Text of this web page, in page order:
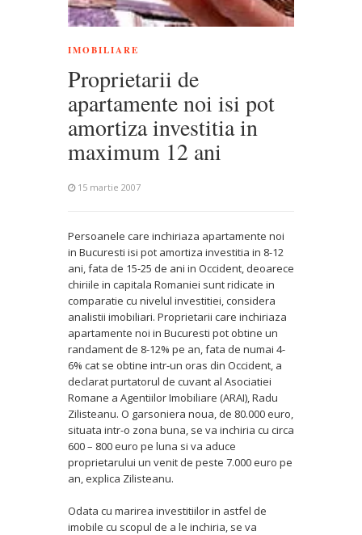
IMOBILIARE
Proprietarii de
apartamente noi isi pot
amortiza investitia in
maximum 12 ani
15 martie 2007
Persoanele care inchiriaza apartamente noi
in Bucuresti isi pot amortiza investitia in 8-12
ani, fata de 15-25 de ani in Occident, deoarece
chiriile in capitala Romaniei sunt ridicate in
comparatie cu nivelul investitiei, considera
analistii imobiliari. Proprietarii care inchiriaza
apartamente noi in Bucuresti pot obtine un
randament de 8-12% pe an, fata de numai 4-
6% cat se obtine intr-un oras din Occident, a
declarat purtatorul de cuvant al Asociatiei
Romane a Agentiilor Imobiliare (ARAI), Radu
Zilisteanu. O garsoniera noua, de 80.000 euro,
situata intr-o zona buna, se va inchiria cu circa
600 – 800 euro pe luna si va aduce
proprietarului un venit de peste 7.000 euro pe
an, explica Zilisteanu.
Odata cu marirea investitiilor in astfel de
imobile cu scopul de a le inchiria, se va